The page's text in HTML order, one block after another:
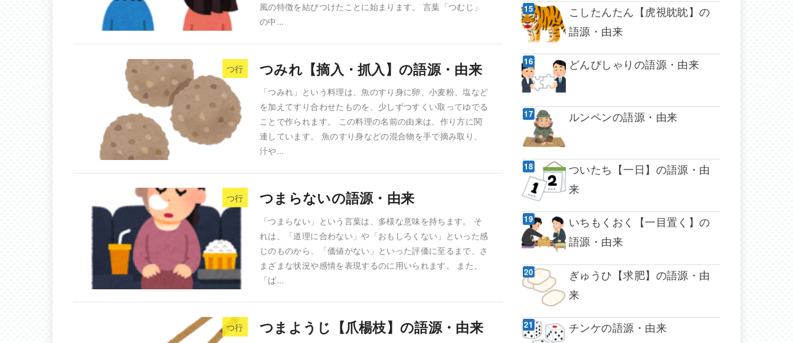
風の特徴を結びつけたことに始まります。 言葉「つむじ」
の中...
つ行 つみれ【摘入・抓入】の語源・由来
「つみれ」という料理は、魚のすり身に卵、小麦粉、塩など
を加えてすり合わせたものを、少しずつすくい取ってゆでる
ことで作られます。 この料理の名前の由来は、作り方に関
連しています。 魚のすり身などの混合物を手で摘み取り、
汁や...
つ行 つまらないの語源・由来
「つまらない」という言葉は、多様な意味を持ちます。 そ
れは、「道理に合わない」や「おもしろくない」といった感
じのものから、「価値がない」といった評価に至るまで、さ
まざまな状況や感情を表現するのに用いられます。 また、
「ば...
つ行 つまようじ【爪楊枝】の語源・由来
こしたんたん【虎視眈眈】の
語源・由来
どんぴしゃりの語源・由来
ルンペンの語源・由来
ついたち【一日】の語源・由
来
いちもくおく【一目置く】の
語源・由来
ぎゅうひ【求肥】の語源・由
来
チンケの語源・由来